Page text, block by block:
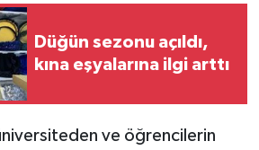
Düğün sezonu açıldı,
kına eşyalarına ilgi arttı
ve öğrencilerin